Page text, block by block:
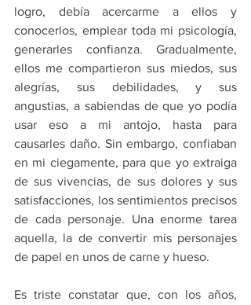
logro, debía acercarme a ellos y
conocerlos, emplear toda mi psicología,
generarles confianza. Gradualmente,
ellos me compartieron sus miedos, sus
alegrías, sus debilidades, y sus
angustias, a sabiendas de que yo podía
usar eso a mi antojo, hasta para
causarles daño. Sin embargo, confiaban
en mi ciegamente, para que yo extraiga
de sus vivencias, de sus dolores y sus
satisfacciones, los sentimientos precisos
de cada personaje. Una enorme tarea
aquella, la de convertir mis personajes
de papel en unos de carne y hueso.
Es triste constatar que, con los años,